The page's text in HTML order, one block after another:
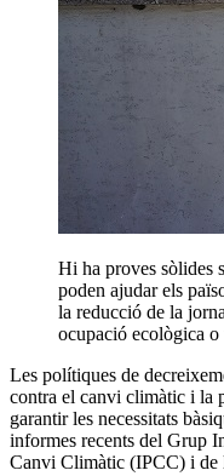
Hi ha proves sòlides
poden ajudar els
la reducció de la
ocupació ecològica o
Les polítiques de
contra el canvi climàtic i la
garantir les necessitats
informes recents del Grup
Canvi Climàtic (IPCC) i de